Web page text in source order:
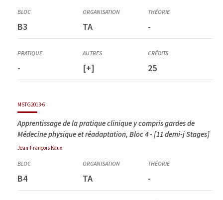
B3 TA -
- [+] 25
MSTG2013-6
Apprentissage de la pratique clinique y compris gardes de
Médecine physique et réadaptation, Bloc 4- [11 demi-j Stages]
Jean-François Kaux
B4 TA -